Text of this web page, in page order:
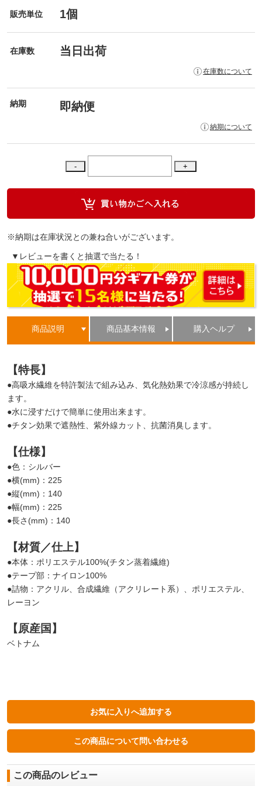
販売単位 1個
在庫数 当日出荷
在庫数について
納期 即納便
納期について
※納期は在庫状況との兼ね合いがございます。
▼レビューを書くと抽選で当たる！
商品説明 商品基本情報 購入ヘルプ
【特長】
●高吸水繊維を特許製法で組み込み、気化熱効果で冷涼感が持続し
ます。
●水に浸すだけで簡単に使用出来ます。
●チタン効果で遮熱性、紫外線カット、抗菌消臭します。
【仕様】
●色：シルバー
●横(mm)：225
●縦(mm)：140
●幅(mm)：225
●長さ(mm)：140
【材質／仕上】
●本体：ポリエステル100%(チタン蒸着繊維)
●テープ部：ナイロン100%
●詰物：アクリル、合成繊維（アクリレート系）、ポリエステル、
レーヨン
【原産国】
ベトナム
この商品のレビュー